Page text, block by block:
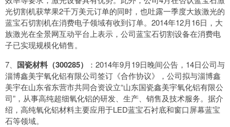
光切割机获苹果2千万美元订单的同时，也吐露一季度大族激光的
蓝宝石切割机在消费电子领域有收到订单。2014年12月16日，大
族激光在全景网互动平台上表示，公司蓝宝石切割设备在消费电
子已实现规模化销售。
7、 国瓷材料（300285）
：2014年9月19日晚间公告，14日公司与
淄博鑫美宇氧化铝有限公司签订《合作协议》，公司拟与淄博鑫
美宇在山东省东营市共同合资设立“山东国瓷鑫美宇氧化铝有限公
司”，从事高纯超细氧化铝的研发、生产、销售及技术服务。据介
绍，高纯氧化铝材料主要应用于LED蓝宝石衬底和窗口屏幕蓝宝
石等领域。